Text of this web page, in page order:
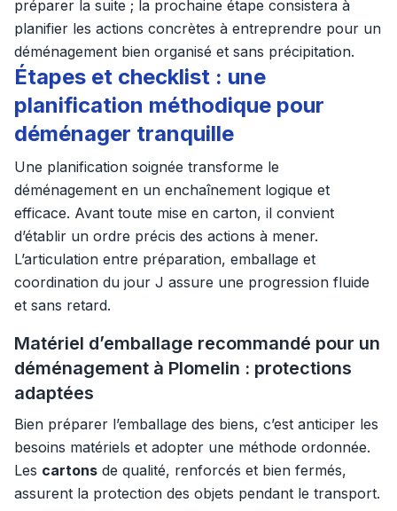
préparer la suite ; la prochaine étape consistera à
planifier les actions concrètes à entreprendre pour un
déménagement bien organisé et sans précipitation.
Étapes et checklist : une
planification méthodique pour
déménager tranquille
Une planification soignée transforme le
déménagement en un enchaînement logique et
efficace. Avant toute mise en carton, il convient
d’établir un ordre précis des actions à mener.
L’articulation entre préparation, emballage et
coordination du jour J assure une progression fluide
et sans retard.
Matériel d’emballage recommandé pour un
déménagement à Plomelin : protections
adaptées
Bien préparer l’emballage des biens, c’est anticiper les
besoins matériels et adopter une méthode ordonnée.
Les cartons de qualité, renforcés et bien fermés,
assurent la protection des objets pendant le transport.